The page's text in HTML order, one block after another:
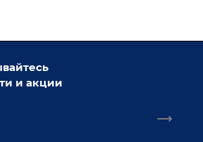
и акции